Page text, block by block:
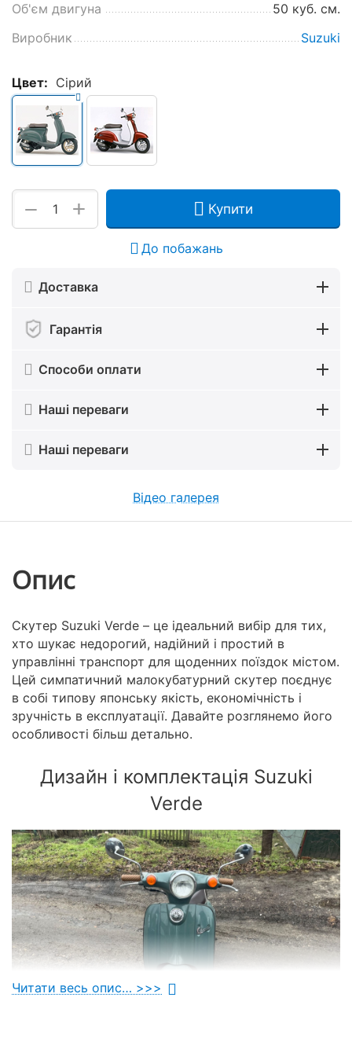
Об'єм двигуна
50 куб. см.
Виробник
Suzuki
Цвет: Сірий
+
− Купити
До побажань
Доставка
Гарантія
Способи оплати
Наші переваги
Наші переваги
Відео галерея
Опис
Скутер Suzuki Verde – це ідеальний вибір для тих,
хто шукає недорогий, надійний і простий в
управлінні транспорт для щоденних поїздок містом.
Цей симпатичний малокубатурний скутер поєднує
в собі типову японську якість, економічність і
зручність в експлуатації. Давайте розглянемо його
особливості більш детально.
Дизайн і комплектація Suzuki
Verde
Читати весь опис… >>>